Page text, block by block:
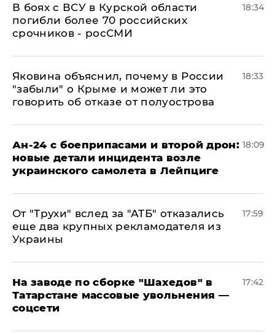
В боях с ВСУ в Курской области
погибли более 70 российских
срочников - росСМИ
18:34
Яковина объяснил, почему в России
"забыли" о Крыме и может ли это
говорить об отказе от полуострова
18:33
Ан-24 с боеприпасами и второй дрон:
новые детали инцидента возле
украинского самолета в Лейпциге
18:09
От "Трухи" вслед за "АТБ" отказались
еще два крупных рекламодателя из
Украины
17:59
На заводе по сборке "Шахедов" в
Татарстане массовые увольнения —
соцсети
17:42